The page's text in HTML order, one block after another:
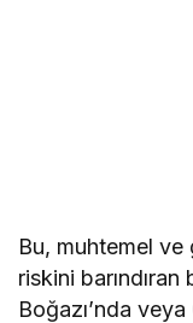
Bu, muhtemel ve
riskini
Boğazı’nda